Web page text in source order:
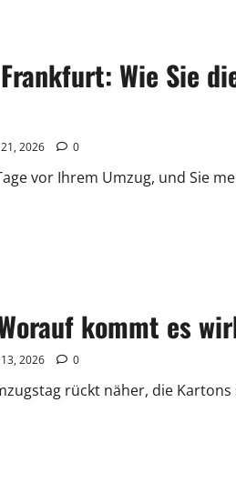
Wie Sie
2026 0
vor Ihrem Umzug, und Sie
kommt es
2026 0
rückt näher, die